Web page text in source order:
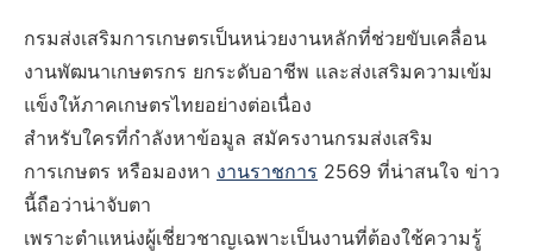
กรมส่งเสริมการเกษตรเป็นหน่วยงานหลักที่ช่วยขับเคลื่อน
งานพัฒนาเกษตรกร ยกระดับอาชีพ และส่งเสริมความเข้ม
แข็งให้ภาคเกษตรไทยอย่างต่อเนื่อง
สำหรับใครที่กำลังหาข้อมูล สมัครงานกรมส่งเสริม
การเกษตร หรือมองหา งานราชการ 2569 ที่น่าสนใจ ข่าว
นี้ถือว่าน่าจับตา
เพราะตำแหน่งผู้เชี่ยวชาญเฉพาะเป็นงานที่ต้องใช้ความรู้